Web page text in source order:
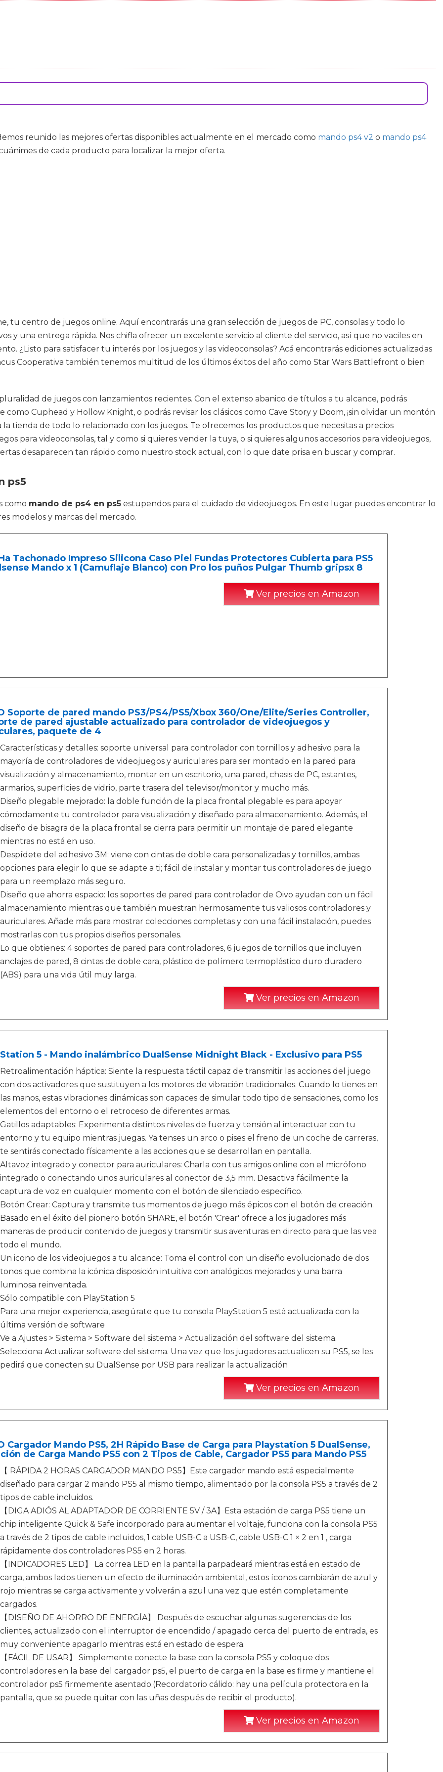
reunido las mejores ofertas disponibles actualmente en el mercado como mando ps4 v2 o mando ps4
de cada producto para localizar la mejor oferta.
tu centro de juegos online. Aquí encontrarás una gran selección de juegos de PC, consolas y todo lo
y una entrega rápida. Nos chifla ofrecer un excelente servicio al cliente del servicio, así que no vaciles en
¿Listo para satisfacer tu interés por los juegos y las videoconsolas? Acá encontrarás ediciones actualizadas
Cooperativa también tenemos multitud de los últimos éxitos del año como Star Wars Battlefront o bien
de juegos con lanzamientos recientes. Con el extenso abanico de títulos a tu alcance, podrás
como Cuphead y Hollow Knight, o podrás revisar los clásicos como Cave Story y Doom, ¡sin olvidar un montón
tienda de todo lo relacionado con los juegos. Te ofrecemos los productos que necesitas a precios
para videoconsolas, tal y como si quieres vender la tuya, o si quieres algunos accesorios para videojuegos,
desaparecen tan rápido como nuestro stock actual, con lo que date prisa en buscar y comprar.
ps5
como mando de ps4 en ps5 estupendos para el cuidado de videojuegos. En este lugar puedes encontrar lo
modelos y marcas del mercado.
Tachonado Impreso Silicona Caso Piel Fundas Protectores Cubierta para PS5
Mando x 1 (Camuflaje Blanco) con Pro los puños Pulgar Thumb gripsx 8
Ver precios en Amazon
Soporte de pared mando PS3/PS4/PS5/Xbox 360/One/Elite/Series Controller,
de pared ajustable actualizado para controlador de videojuegos y
paquete de 4
Características y detalles: soporte universal para controlador con tornillos y adhesivo para la
mayoría de controladores de videojuegos y auriculares para ser montado en la pared para
visualización y almacenamiento, montar en un escritorio, una pared, chasis de PC, estantes,
armarios, superficies de vidrio, parte trasera del televisor/monitor y mucho más.
Diseño plegable mejorado: la doble función de la placa frontal plegable es para apoyar
cómodamente tu controlador para visualización y diseñado para almacenamiento. Además, el
diseño de bisagra de la placa frontal se cierra para permitir un montaje de pared elegante
mientras no está en uso.
Despídete del adhesivo 3M: viene con cintas de doble cara personalizadas y tornillos, ambas
opciones para elegir lo que se adapte a ti; fácil de instalar y montar tus controladores de juego
para un reemplazo más seguro.
Diseño que ahorra espacio: los soportes de pared para controlador de Oivo ayudan con un fácil
almacenamiento mientras que también muestran hermosamente tus valiosos controladores y
auriculares. Añade más para mostrar colecciones completas y con una fácil instalación, puedes
mostrarlas con tus propios diseños personales.
Lo que obtienes: 4 soportes de pared para controladores, 6 juegos de tornillos que incluyen
anclajes de pared, 8 cintas de doble cara, plástico de polímero termoplástico duro duradero
(ABS) para una vida útil muy larga.
Ver precios en Amazon
5 - Mando inalámbrico DualSense Midnight Black - Exclusivo para PS5
Retroalimentación háptica: Siente la respuesta táctil capaz de transmitir las acciones del juego
con dos activadores que sustituyen a los motores de vibración tradicionales. Cuando lo tienes en
las manos, estas vibraciones dinámicas son capaces de simular todo tipo de sensaciones, como los
elementos del entorno o el retroceso de diferentes armas.
Gatillos adaptables: Experimenta distintos niveles de fuerza y tensión al interactuar con tu
entorno y tu equipo mientras juegas. Ya tenses un arco o pises el freno de un coche de carreras,
te sentirás conectado físicamente a las acciones que se desarrollan en pantalla.
Altavoz integrado y conector para auriculares: Charla con tus amigos online con el micrófono
integrado o conectando unos auriculares al conector de 3,5 mm. Desactiva fácilmente la
captura de voz en cualquier momento con el botón de silenciado específico.
Botón Crear: Captura y transmite tus momentos de juego más épicos con el botón de creación.
Basado en el éxito del pionero botón SHARE, el botón 'Crear' ofrece a los jugadores más
maneras de producir contenido de juegos y transmitir sus aventuras en directo para que las vea
todo el mundo.
Un icono de los videojuegos a tu alcance: Toma el control con un diseño evolucionado de dos
tonos que combina la icónica disposición intuitiva con analógicos mejorados y una barra
luminosa reinventada.
Sólo compatible con PlayStation 5
Para una mejor experiencia, asegúrate que tu consola PlayStation 5 está actualizada con la
última versión de software
Ve a Ajustes > Sistema > Software del sistema > Actualización del software del sistema.
Selecciona Actualizar software del sistema. Una vez que los jugadores actualicen su PS5, se les
pedirá que conecten su DualSense por USB para realizar la actualización
Ver precios en Amazon
Cargador Mando PS5, 2H Rápido Base de Carga para Playstation 5 DualSense,
de Carga Mando PS5 con 2 Tipos de Cable, Cargador PS5 para Mando PS5
【 RÁPIDA 2 HORAS CARGADOR MANDO PS5】Este cargador mando está especialmente
diseñado para cargar 2 mando PS5 al mismo tiempo, alimentado por la consola PS5 a través de 2
tipos de cable incluidos.
【DIGA ADIÓS AL ADAPTADOR DE CORRIENTE 5V / 3A】Esta estación de carga PS5 tiene un
chip inteligente Quick & Safe incorporado para aumentar el voltaje, funciona con la consola PS5
a través de 2 tipos de cable incluidos, 1 cable USB-C a USB-C, cable USB-C 1 × 2 en 1 , carga
rápidamente dos controladores PS5 en 2 horas.
【INDICADORES LED】 La correa LED en la pantalla parpadeará mientras está en estado de
carga, ambos lados tienen un efecto de iluminación ambiental, estos íconos cambiarán de azul y
rojo mientras se carga activamente y volverán a azul una vez que estén completamente
cargados.
【DISEÑO DE AHORRO DE ENERGÍA】 Después de escuchar algunas sugerencias de los
clientes, actualizado con el interruptor de encendido / apagado cerca del puerto de entrada, es
muy conveniente apagarlo mientras está en estado de espera.
【FÁCIL DE USAR】 Simplemente conecte la base con la consola PS5 y coloque dos
controladores en la base del cargador ps5, el puerto de carga en la base es firme y mantiene el
controlador ps5 firmemente asentado.(Recordatorio cálido: hay una película protectora en la
pantalla, que se puede quitar con las uñas después de recibir el producto).
Ver precios en Amazon